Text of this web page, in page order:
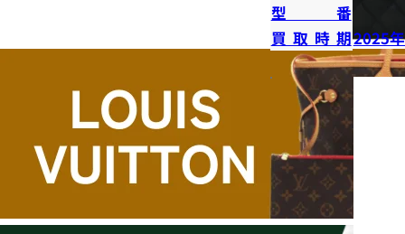
型番
買取時期2025